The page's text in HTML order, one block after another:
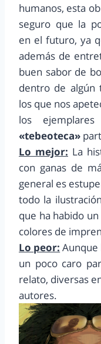
humanos, esta
seguro que la
en el futuro, ya
además de
buen sabor de
dentro de algún
los que nos
los
«tebeoteca»
Lo mejor: La
con ganas de
general es
todo la
que ha habido
colores de
Lo peor: Aunque
un poco caro
relato, diversas
autores.